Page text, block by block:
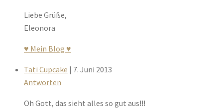
Liebe Grüße,
Eleonora
♥ Mein Blog ♥
Tati Cupcake | 7. Juni 2013
Antworten
Oh Gott, das sieht alles so gut aus!!!